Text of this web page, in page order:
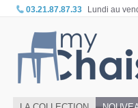
03.21.87.87.33 Lundi au